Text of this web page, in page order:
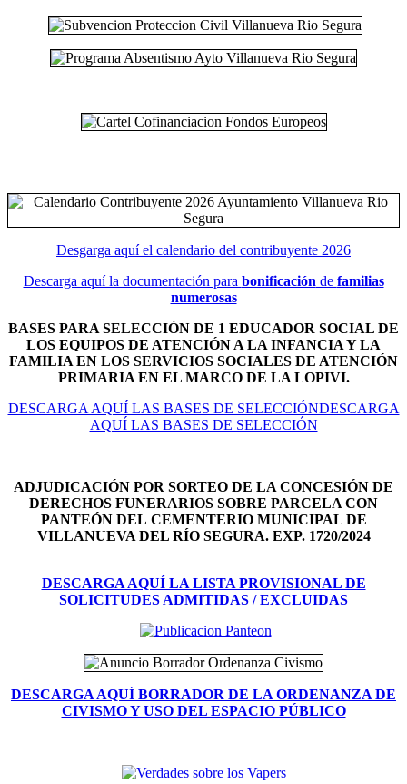
Desgarga aquí el calendario del contribuyente 2026
Descarga aquí la documentación para bonificación de familias
numerosas
BASES PARA SELECCIÓN DE 1 EDUCADOR SOCIAL DE
LOS EQUIPOS DE ATENCIÓN A LA INFANCIA Y LA
FAMILIA EN LOS SERVICIOS SOCIALES DE ATENCIÓN
PRIMARIA EN EL MARCO DE LA LOPIVI.
DESCARGA AQUÍ LAS BASES DE SELECCIÓNDESCARGA
AQUÍ LAS BASES DE SELECCIÓN
ADJUDICACIÓN POR SORTEO DE LA CONCESIÓN DE
DERECHOS FUNERARIOS SOBRE PARCELA CON
PANTEÓN DEL CEMENTERIO MUNICIPAL DE
VILLANUEVA DEL RÍO SEGURA. EXP. 1720/2024
DESCARGA AQUÍ LA LISTA PROVISIONAL DE
SOLICITUDES ADMITIDAS / EXCLUIDAS
DESCARGA AQUÍ BORRADOR DE LA ORDENANZA DE
CIVISMO Y USO DEL ESPACIO PÚBLICO